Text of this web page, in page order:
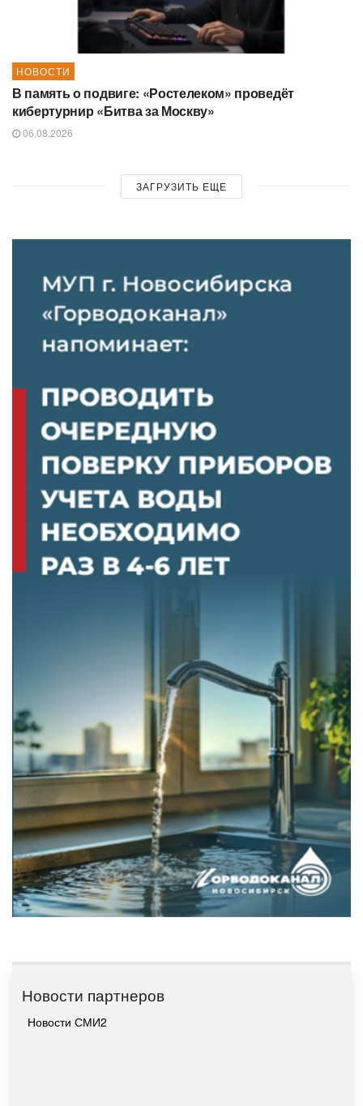
НОВОСТИ
В память о подвиге: «Ростелеком» проведёт
кибертурнир «Битва за Москву»
06.08.2026
ЗАГРУЗИТЬ ЕЩЕ
Новости партнеров
Новости СМИ2